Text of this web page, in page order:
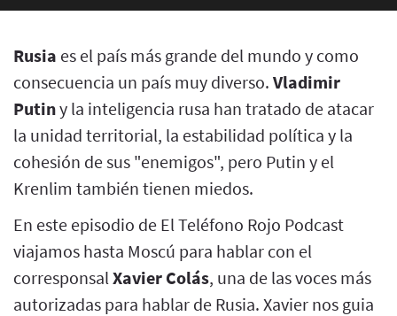
Rusia es el país más grande del mundo y como
consecuencia un país muy diverso. Vladimir
Putiny la inteligencia rusa han tratado de atacar
la unidad territorial, la estabilidad política y la
cohesión de sus "enemigos", pero Putin y el
Krenlim también tienen miedos.
En este episodio de El Teléfono Rojo Podcast
viajamos hasta Moscú para hablar con el
corresponsal Xavier Colás, una de las voces más
autorizadas para hablar de Rusia. Xavier nos guia